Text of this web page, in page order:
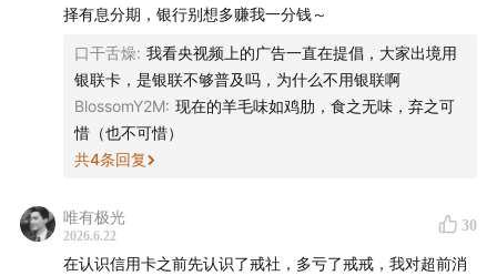
岗位，还在招聘内容实习生等，工作地点北京东城区，
细岗位信息与申请方式，请点击链接；
听众投稿：如果你了解身边日常现象的背后原因，欢迎投
，你的发现可能出现在节目中。
「用声音碰撞世界」
，声动活泼致力于为人们提供源源不
断的思考养料。
择有息分期，银行别想多赚我一分钱～
口干舌燥: 我看央视频上的广告一直在提倡，大家出境用
银联卡，是银联不够普及吗，为什么不用银联啊
BlossomY2M: 现在的羊毛味如鸡肋，食之无味，弃之可
惜（也不可惜）
共4条回复
唯有极光
2026.6.22
30
在认识信用卡之前先认识了戒社，多亏了戒戒，我对超前消